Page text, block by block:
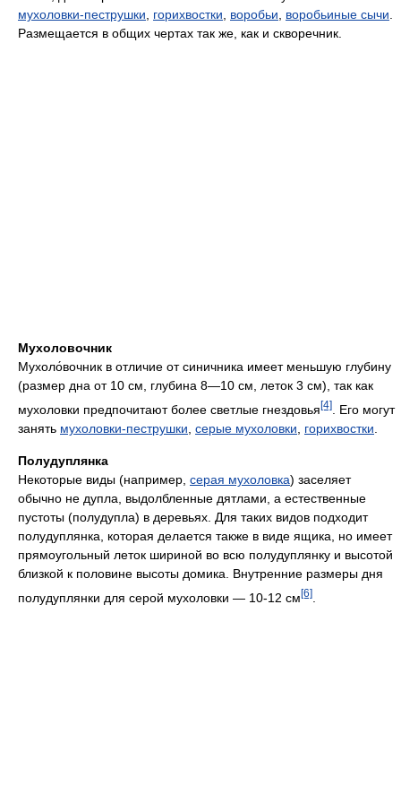
мухоловки-пеструшки
горихвостки воробьи воробьиные сычи
Размещается в общих чертах так же, как и скворечник.
Мухоловочник
Мухоло́вочник в отличие от синичника имеет меньшую глубину
(размер дна от 10 см, глубина 8—10 см, леток 3 см), так как
мухоловки предпочитают более светлые гнездовья[4]
. Его могут
занять мухоловки-пеструшки серые мухоловки горихвостки
Полудуплянка
Некоторые виды (например, серая мухоловка) заселяет
обычно не дупла, выдолбленные дятлами, а естественные
пустоты (полудупла) в деревьях. Для таких видов подходит
полудуплянка, которая делается также в виде ящика, но имеет
прямоугольный леток шириной во всю полудуплянку и высотой
близкой к половине высоты домика. Внутренние размеры дня
полудуплянки для серой мухоловки — 10-12 см[6]